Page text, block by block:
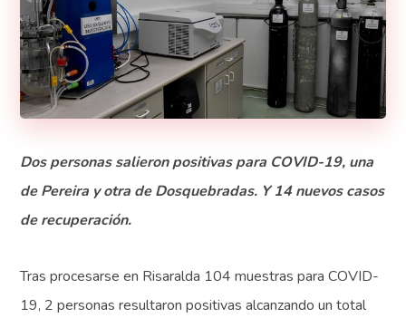
Dos personas salieron positivas para COVID-19, una
de Pereira y otra de Dosquebradas. Y 14 nuevos casos
de recuperación.
Tras procesarse en Risaralda 104 muestras para COVID-
19, 2 personas resultaron positivas alcanzando un total